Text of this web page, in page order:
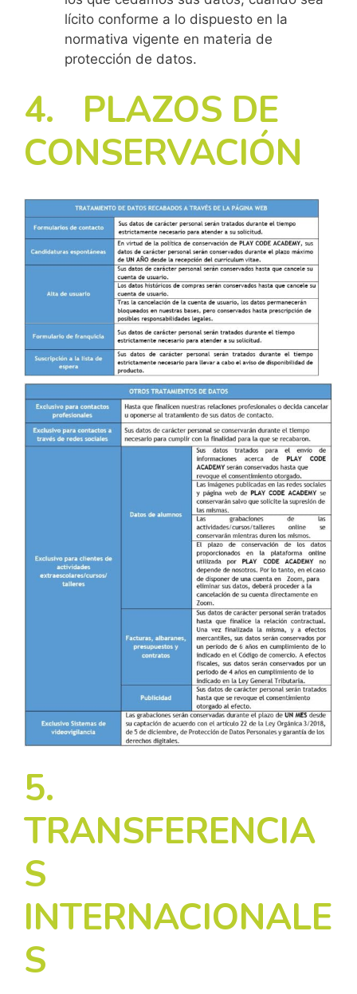
lícito conforme a lo dispuesto en la
normativa vigente en materia de
protección de datos.
4. PLAZOS DE
CONSERVACIÓN
5.
TRANSFERENCIA
S
INTERNACIONALE
S